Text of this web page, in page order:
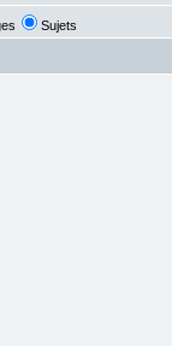
Sujets